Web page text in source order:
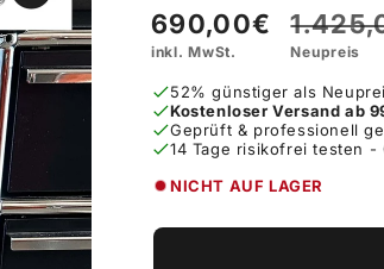
Verkaufspreis
690,00€
inkl. MwSt.
Preis
Neupreis
52% günstiger als
Kostenloser Versand ab
Geprüft & professionell
14 Tage risikofrei testen -
NICHT AUF LAGER